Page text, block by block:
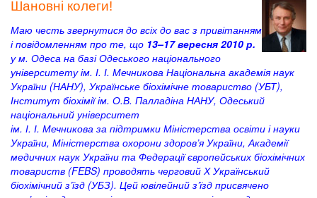
Шановні колеги!
Маю честь звернутися до всіх до вас з привітанням
і повідомленням про те, що 13–17 вересня 2010 р.
у м. Одеса на базі Одеського національного
університету ім. І. І. Мечникова Національна академія наук
України (НАНУ), Українське біохімічне товариство (УБТ),
Інститут біохімії ім. О.В. Палладіна НАНУ, Одеський
національний університет
ім. І. І. Мечникова за підтримки Міністерства освіти і науки
України, Міністерства охорони здоров’я України, Академії
медичних наук України та Федерації європейських біохімічних
товариств (FEBS) проводять черговий Х Український
біохімічний з’їзд (УБЗ). Цей ювілейний з’їзд присвячено